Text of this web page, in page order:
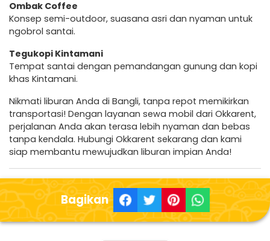
Ombak Coffee
Konsep semi-outdoor, suasana asri dan nyaman untuk
ngobrol santai.
Tegukopi Kintamani
Tempat santai dengan pemandangan gunung dan kopi
khas Kintamani.
Nikmati liburan Anda di Bangli, tanpa repot memikirkan
transportasi! Dengan layanan sewa mobil dari Okkarent,
perjalanan Anda akan terasa lebih nyaman dan bebas
tanpa kendala. Hubungi Okkarent sekarang dan kami
siap membantu mewujudkan liburan impian Anda!
Bagikan